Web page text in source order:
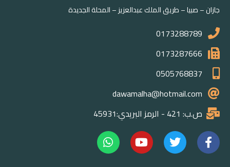
جازان – صبيا – طريق الملك عبدالعزيز – المحلة الجديدة
0173288789
0173287666
0505768837
dawamalha@hotmail.com
ص.ب: 421 - الرمز البريدي:45931